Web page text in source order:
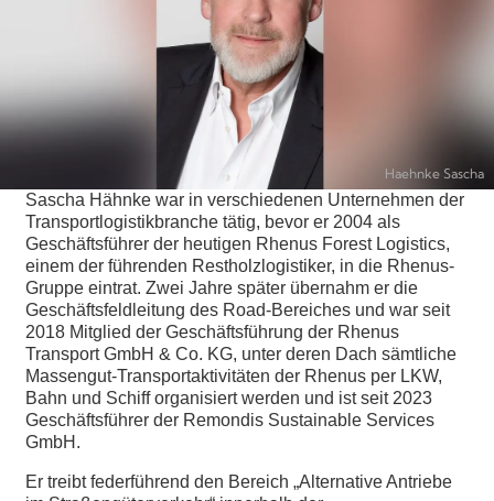
Haehnke Sascha
Sascha Hähnke war in verschiedenen Unternehmen der
Transportlogistikbranche tätig, bevor er 2004 als
Geschäftsführer der heutigen Rhenus Forest Logistics,
einem der führenden Restholzlogistiker, in die Rhenus-
Gruppe eintrat. Zwei Jahre später übernahm er die
Geschäftsfeldleitung des Road-Bereiches und war seit
2018 Mitglied der Geschäftsführung der Rhenus
Transport GmbH & Co. KG, unter deren Dach sämtliche
Massengut-Transportaktivitäten der Rhenus per LKW,
Bahn und Schiff organisiert werden und ist seit 2023
Geschäftsführer der Remondis Sustainable Services
GmbH.
Er treibt federführend den Bereich „Alternative Antriebe